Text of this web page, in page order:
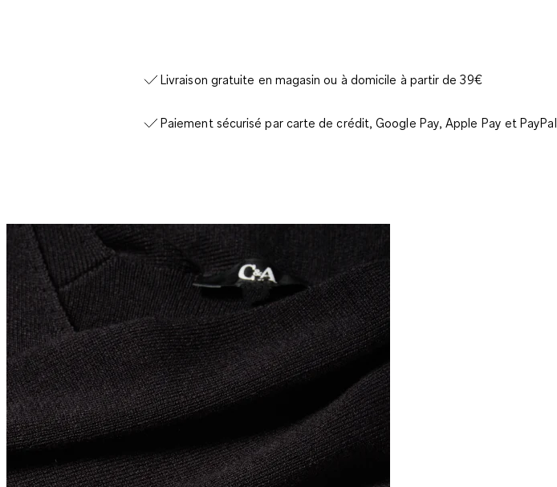
Livraison gratuite en magasin ou à domicile à partir de 39€
Paiement sécurisé par carte de crédit, Google Pay, Apple Pay et PayPal